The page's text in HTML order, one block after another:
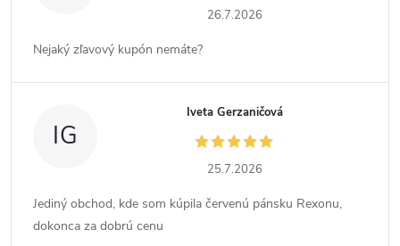
26.7.2026
Nejaký zľavový kupón nemáte?
IG
Iveta Gerzaničová
25.7.2026
Jediný obchod, kde som kúpila červenú pánsku Rexonu,
dokonca za dobrú cenu